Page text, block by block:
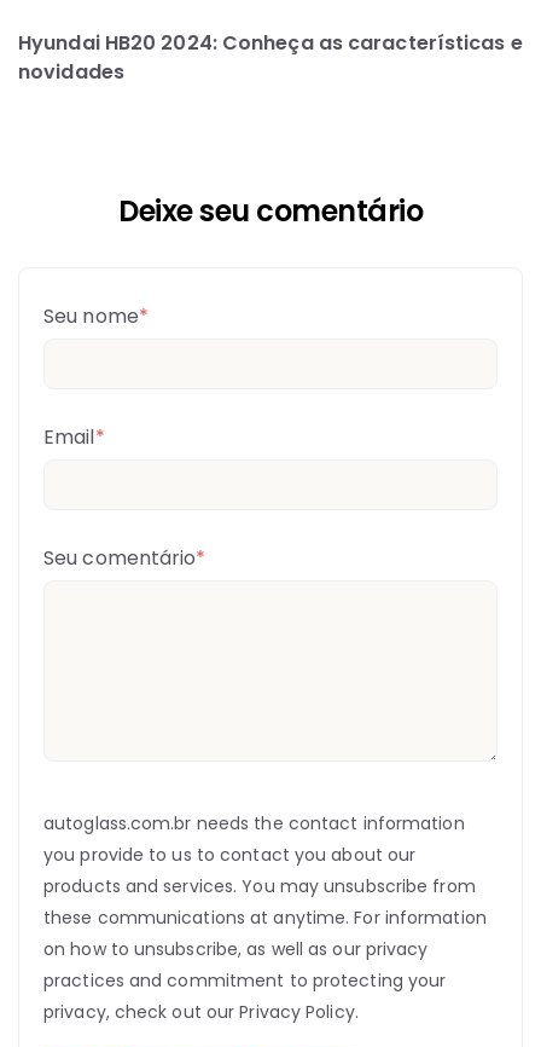
Hyundai HB20 2024: Conheça as características e
novidades
Deixe seu comentário
Seu nome*
Email*
Seu comentário*
autoglass.com.br needs the contact information
you provide to us to contact you about our
products and services. You may unsubscribe from
these communications at anytime. For information
on how to unsubscribe, as well as our privacy
practices and commitment to protecting your
privacy, check out our Privacy Policy.